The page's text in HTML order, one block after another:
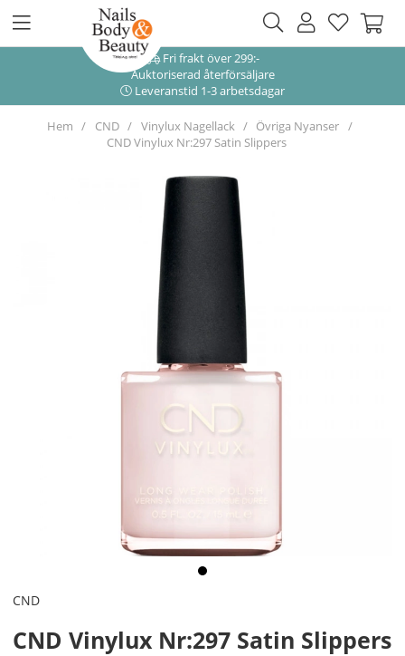
Fri frakt över 299:-
Auktoriserad återförsäljare
Leveranstid 1-3 arbetsdagar
Hem CND Vinylux Nagellack
Övriga Nyanser
CND Vinylux Nr:297 Satin Slippers
CND
CND Vinylux Nr:297 Satin Slippers